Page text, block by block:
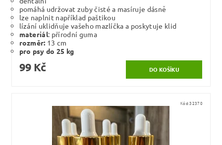
pomáhá udržovat zuby čisté a masíruje dásně
lze naplnit například paštikou
lízání uklidňuje vašeho mazlíčka a poskytuje klid
materiál: přírodní guma
rozměr: 13 cm
pro psy do 25 kg
99 Kč
Kód:32370